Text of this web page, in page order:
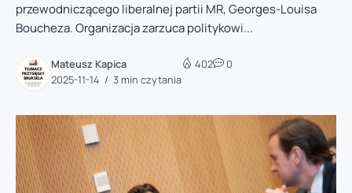
przewodniczącego liberalnej partii MR, Georges-Louisa
Boucheza. Organizacja zarzuca politykowi...
Mateusz Kapica
2025-11-14
3 min czytania
402 0